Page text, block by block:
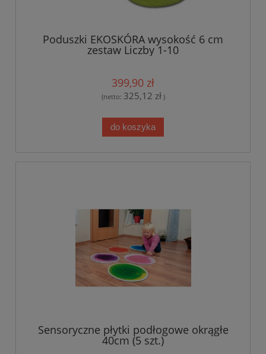
Poduszki EKOSKÓRA wysokość 6 cm
zestaw Liczby 1-10
399,90 zł
(netto: 325,12 zł)
do koszyka
Sensoryczne płytki podłogowe okrągłe
40cm (5 szt.)